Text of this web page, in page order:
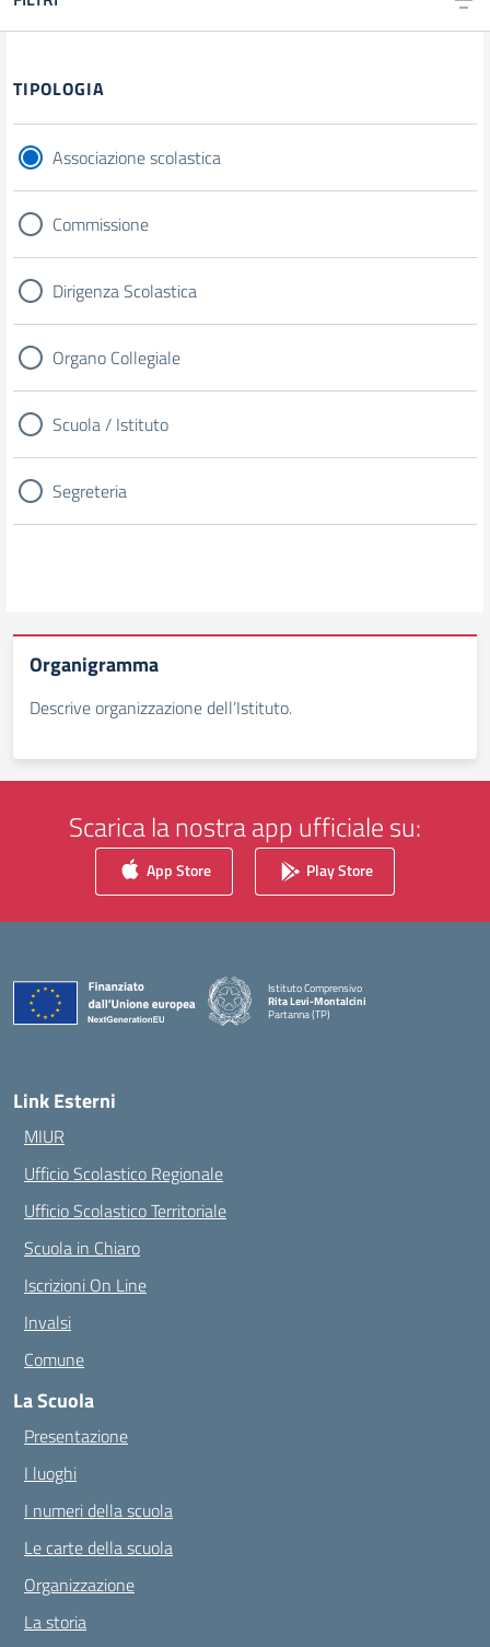
TIPOLOGIA
Associazione scolastica
Commissione
Dirigenza Scolastica
Organo Collegiale
Scuola / Istituto
Segreteria
Organigramma
Descrive organizzazione dell’Istituto.
Scarica la nostra app ufficiale su:
App Store Play Store
Istituto Comprensivo
Rita Levi-Montalcini
Partanna (TP)
Link Esterni
MIUR
Ufficio Scolastico Regionale
Ufficio Scolastico Territoriale
Scuola in Chiaro
Iscrizioni On Line
Invalsi
Comune
La Scuola
Presentazione
I luoghi
I numeri della scuola
Le carte della scuola
Organizzazione
La storia